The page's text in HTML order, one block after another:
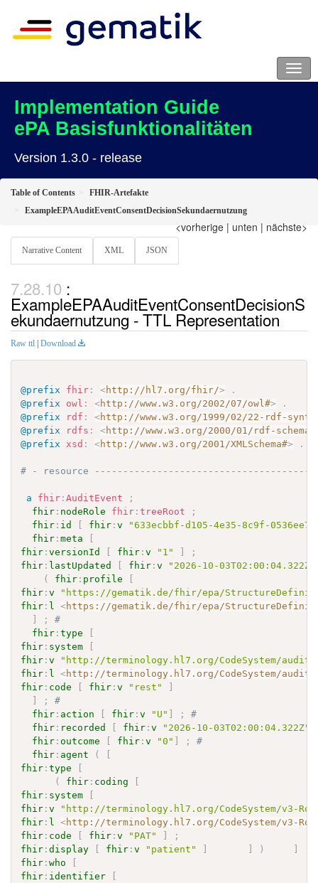
Implementation Guide
ePA Basisfunktionalitäten
Version 1.3.0 - release
Table of Contents
FHIR-Artefakte
ExampleEPAAuditEventConsentDecisionSekundaernutzung
<vorherige | unten | nächste>
Narrative Content XML JSON
:
ExampleEPAAuditEventConsentDecisionS
ekundaernutzung - TTL Representation
Raw ttl | Download
@prefix fhir : <http://hl7.org/fhir/>
.
@prefix
owl : <http://www.w3.org/2002/07/owl#>
.
@prefix
rdf : <http://www.w3.org/1999/02/22-rdf-
@prefix
rdfs : <http://www.w3.org/2000/01/rdf-schema#
@prefix
xsd : <http://www.w3.org/2001/XMLSchema#> .
# - resource
a fhir :AuditEvent
;
fhir : nodeRole fhir :treeRoot
;
fhir : id fhir :v
"633ecbbf-d105-4e35-8c9f-
fhir :meta
fhir :versionId fhir :v "1"
;
fhir : lastUpdated fhir :v "2026-10-03T02:00:04.322Z"
(
fhir : profile
fhir :v
"https://gematik.de/fhir/epa/
fhir : l <https://gematik.de/fhir/epa/
;
#
fhir :type
fhir : system
fhir :v
"http://terminology.hl7.org/CodeSystem/
fhir : l <http://terminology.hl7.org/CodeSystem/audit-
fhir : code fhir :v "rest"
;
#
fhir : action fhir :v "U" ;
#
fhir : recorded fhir :v "2026-10-03T02:00:04.322Z"
fhir : outcome fhir :v "0" ;
#
fhir : agent (
fhir :type
(
fhir : coding
fhir : system
fhir :v
"http://terminology.hl7.org/CodeSystem/v3-
fhir : l <http://terminology.hl7.org/CodeSystem/v3-
fhir : code fhir :v "PAT"
;
fhir :display fhir :v "patient" )
fhir :who
fhir : identifier